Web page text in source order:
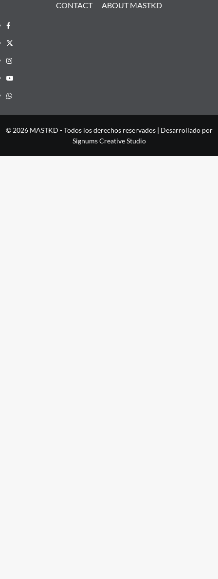
CONTACT ABOUT MASTKD
Facebook
X
Instagram
YouTube
Whatsapp